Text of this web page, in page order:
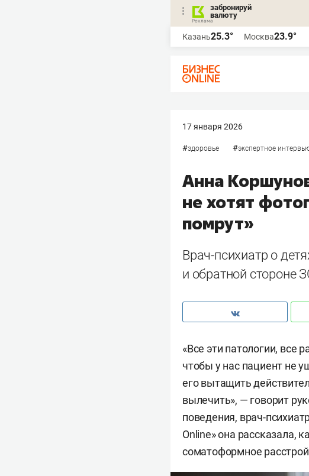
забронируй
валюту
Казань25.3° Москва23.9°
17 января 2026
#здоровье #экспертное
Анна
не хотят
помрут»
Врач-психиатр о
и обратной стороне
«Все эти патологии, все
чтобы у нас пациент не
его вытащить
вылечить», — говорит
поведения, врач-
Online» она рассказала,
соматоформное